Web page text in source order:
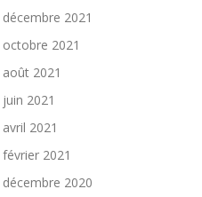
décembre 2021
octobre 2021
août 2021
juin 2021
avril 2021
février 2021
décembre 2020